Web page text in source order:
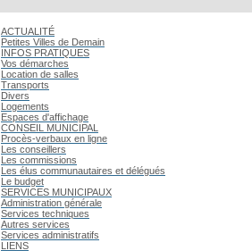
ACTUALITÉ
Petites Villes de Demain
INFOS PRATIQUES
Vos démarches
Location de salles
Transports
Divers
Logements
Espaces d'affichage
CONSEIL MUNICIPAL
Procès-verbaux en ligne
Les conseillers
Les commissions
Les élus communautaires et délégués
Le budget
SERVICES MUNICIPAUX
Administration générale
Services techniques
Autres services
Services administratifs
LIENS